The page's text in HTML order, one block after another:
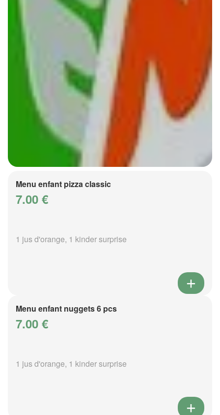
Menu enfant pizza classic
7.00 €
1 jus d'orange, 1 kinder surprise
Menu enfant nuggets 6 pcs
7.00 €
1 jus d'orange, 1 kinder surprise